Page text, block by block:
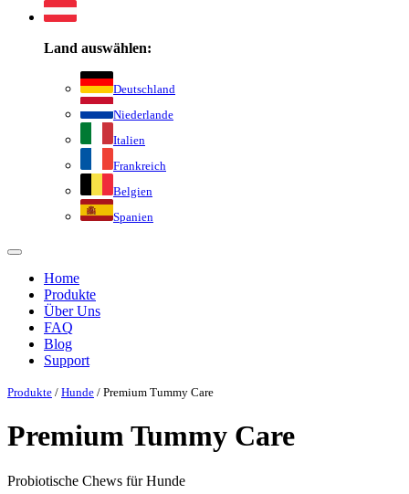
Land auswählen:
Deutschland
Niederlande
Italien
Frankreich
Belgien
Spanien
Home
Produkte
Über Uns
FAQ
Blog
Support
Produkte / Hunde / Premium Tummy Care
Premium Tummy Care
Probiotische Chews für Hunde